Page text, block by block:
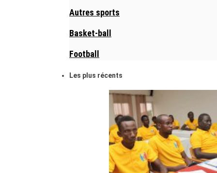
Autres sports
Basket-ball
Football
Les plus récents